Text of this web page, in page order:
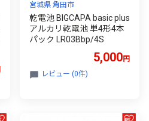
宮城県 角田市
乾電池 BIGCAPA basic plus
アルカリ乾電池 単4形4本
パック LR03Bbp/4S
5,000円
レビュー (0件)